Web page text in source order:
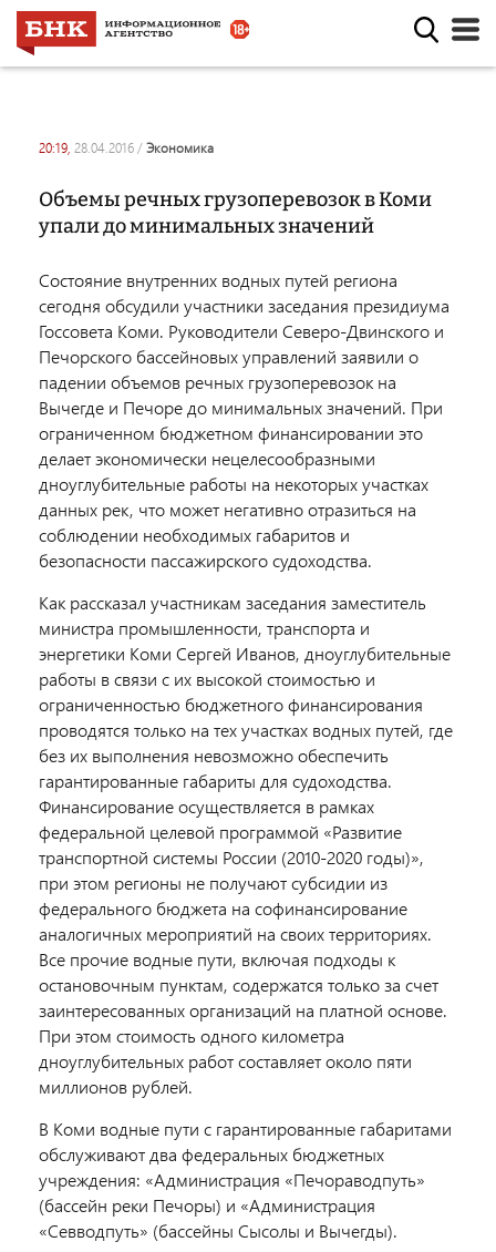
20:19, 28.04.2016 / экономика
Объемы речных грузоперевозок в Коми
упали до минимальных значений
Состояние внутренних водных путей региона
сегодня обсудили участники заседания президиума
Госсовета Коми. Руководители Северо-Двинского и
Печорского бассейновых управлений заявили о
падении объемов речных грузоперевозок на
Вычегде и Печоре до минимальных значений. При
ограниченном бюджетном финансировании это
делает экономически нецелесообразными
дноуглубительные работы на некоторых участках
данных рек, что может негативно отразиться на
соблюдении необходимых габаритов и
безопасности пассажирского судоходства.
Как рассказал участникам заседания заместитель
министра промышленности, транспорта и
энергетики Коми Сергей Иванов, дноуглубительные
работы в связи с их высокой стоимостью и
ограниченностью бюджетного финансирования
проводятся только на тех участках водных путей, где
без их выполнения невозможно обеспечить
гарантированные габариты для судоходства.
Финансирование осуществляется в рамках
федеральной целевой программой «Развитие
транспортной системы России (2010-2020 годы)»,
при этом регионы не получают субсидии из
федерального бюджета на софинансирование
аналогичных мероприятий на своих территориях.
Все прочие водные пути, включая подходы к
остановочным пунктам, содержатся только за счет
заинтересованных организаций на платной основе.
При этом стоимость одного километра
дноуглубительных работ составляет около пяти
миллионов рублей.
В Коми водные пути с гарантированные габаритами
обслуживают два федеральных бюджетных
учреждения: «Администрация «Печораводпуть»
(бассейн реки Печоры) и «Администрация
«Севводпуть» (бассейны Сысолы и Вычегды).